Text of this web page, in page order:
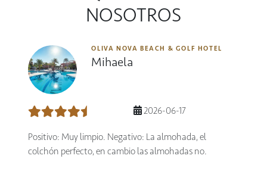
NOSOTROS
OLIVA NOVA BEACH & GOLF HOTEL
Mihaela
2026-06-17
Positivo: Muy limpio. Negativo: La almohada, el
colchón perfecto, en cambio las almohadas no.